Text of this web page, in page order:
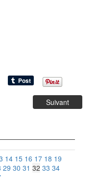
Suivant
14 15 16 17 18 19
29 30 31 32 33 34